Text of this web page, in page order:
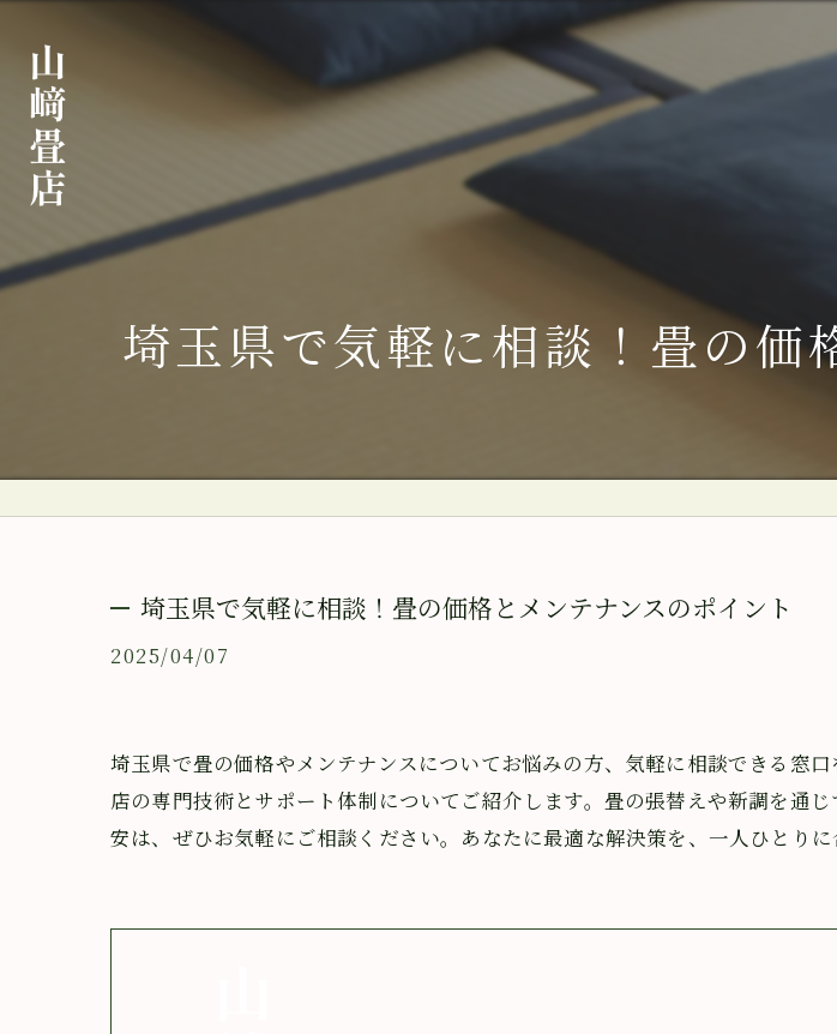
埼玉県で気軽に相談！畳の価
埼玉県で気軽に相談！畳の価格とメンテナンスのポイント
2025/04/07
埼玉県で畳の価格やメンテナンスについてお悩みの方、気軽に相談できる窓
店の専門技術とサポート体制についてご紹介します。畳の張替えや新調を通
安は、ぜひお気軽にご相談ください。あなたに最適な解決策を、一人ひとりに